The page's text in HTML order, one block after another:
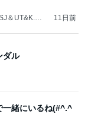
＆UT&K.O.
11日前
ダル
一緒にいるね(#^.^